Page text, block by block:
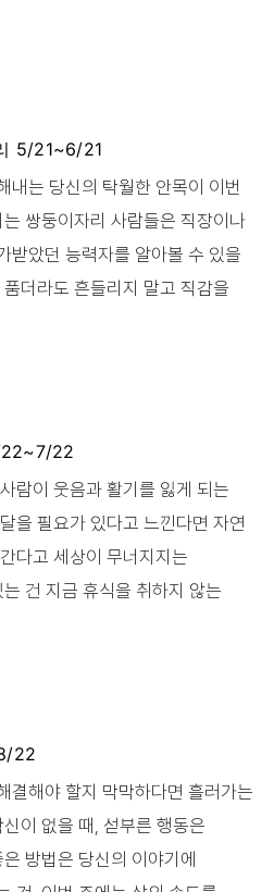
5/21~6/21
내는 당신의 탁월한 안목이 이번
쌍둥이자리 사람들은 직장이나
받았던 능력자를 알아볼 수 있을
더라도 흔들리지 말고 직감을
22
람이 웃음과 활기를 잃게 되는
을 필요가 있다고 느낀다면 자연
다고 세상이 무너지지는
건 지금 휴식을 취하지 않는
22
결해야 할지 막막하다면 흘러가는
이 없을 때, 섣부른 행동은
방법은 당신의 이야기에